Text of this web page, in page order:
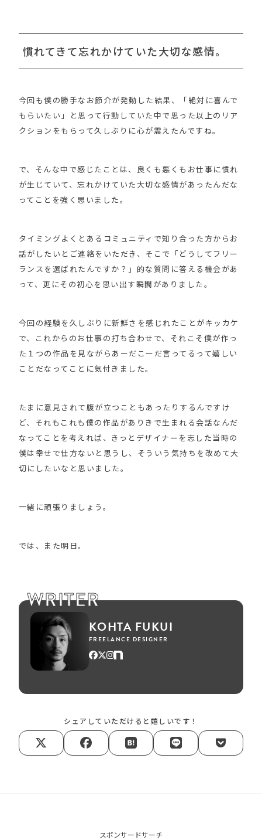
慣れてきて忘れかけていた大切な感情。
今回も僕の勝手なお節介が発動した結果、「絶対に喜んで
もらいたい」と思って行動していた中で思った以上のリア
クションをもらって久しぶりに心が震えたんですね。
で、そんな中で感じたことは、良くも悪くもお仕事に慣れ
が生じていて、忘れかけていた大切な感情があったんだな
ってことを強く思いました。
タイミングよくとあるコミュニティで知り合った方からお
話がしたいとご連絡をいただき、そこで「どうしてフリー
ランスを選ばれたんですか？」的な質問に答える機会があ
って、更にその初心を思い出す瞬間がありました。
今回の経験を久しぶりに新鮮さを感じれたことがキッカケ
で、これからのお仕事の打ち合わせで、それこそ僕が作っ
た１つの作品を見ながらあーだこーだ言ってるって嬉しい
ことだなってことに気付きました。
たまに意見されて腹が立つこともあったりするんですけ
ど、それもこれも僕の作品がありきで生まれる会話なんだ
なってことを考えれば、きっとデザイナーを志した当時の
僕は幸せで仕方ないと思うし、そういう気持ちを改めて大
切にしたいなと思いました。
一緒に頑張りましょう。
では、また明日。
WRITER
KOHTA FUKUI
FREELANCE DESIGNER
シェアしていただけると嬉しいです！
スポンサードサーチ